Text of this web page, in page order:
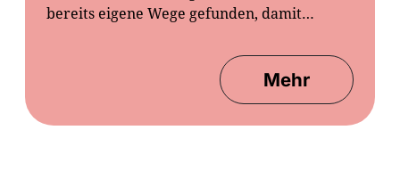
bereits eigene Wege gefunden, damit…
Mehr